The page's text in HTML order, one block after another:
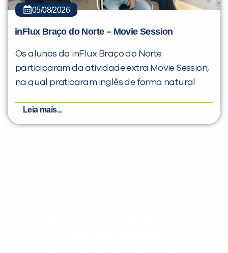
05/08/2026
inFlux Braço do Norte – Movie Session
Os alunos da inFlux Braço do Norte
participaram da atividade extra Movie Session,
na qual praticaram inglês de forma natural
Leia mais...